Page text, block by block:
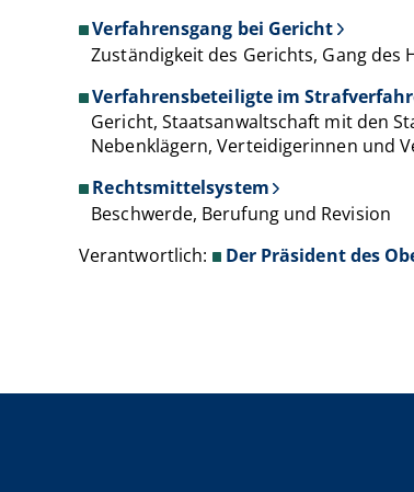
Verfahrensgang bei Gericht
Zuständigkeit des Gerichts, Gang des
Verfahrensbeteiligte im
Gericht, Staatsanwaltschaft mit den
Nebenklägern, Verteidigerinnen und
Rechtsmittelsystem
Beschwerde, Berufung und Revision
Verantwortlich:
Der Präsident des